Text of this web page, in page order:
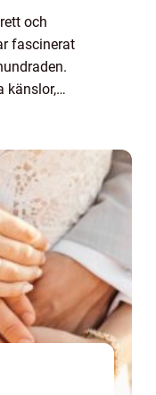
och
fascinerat
känslor,